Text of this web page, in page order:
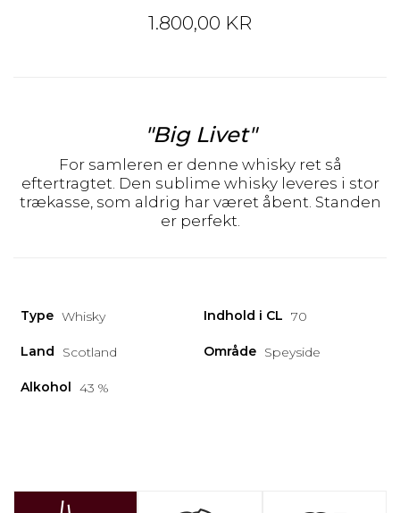
1.800,00 KR
"Big Livet"
For samleren er denne whisky ret så
eftertragtet. Den sublime whisky leveres i stor
trækasse, som aldrig har været åbent. Standen
er perfekt.
Type Whisky Indhold i CL 70
Land Scotland Område Speyside
Alkohol 43 %